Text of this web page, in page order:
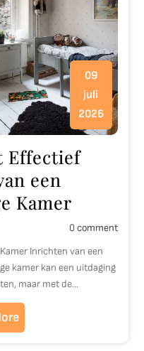
09
juli
2026
Effectief
een
Kamer
0 comment
Inrichten van een
kamer kan een uitdaging
maar met de…